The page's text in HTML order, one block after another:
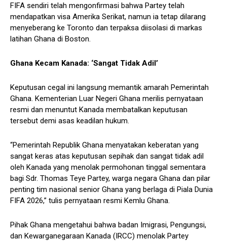
FIFA sendiri telah mengonfirmasi bahwa Partey telah
mendapatkan visa Amerika Serikat, namun ia tetap dilarang
menyeberang ke Toronto dan terpaksa diisolasi di markas
latihan Ghana di Boston.
Ghana Kecam Kanada: ‘Sangat Tidak Adil’
Keputusan cegal ini langsung memantik amarah Pemerintah
Ghana. Kementerian Luar Negeri Ghana merilis pernyataan
resmi dan menuntut Kanada membatalkan keputusan
tersebut demi asas keadilan hukum.
“Pemerintah Republik Ghana menyatakan keberatan yang
sangat keras atas keputusan sepihak dan sangat tidak adil
oleh Kanada yang menolak permohonan tinggal sementara
bagi Sdr. Thomas Teye Partey, warga negara Ghana dan pilar
penting tim nasional senior Ghana yang berlaga di Piala Dunia
FIFA 2026,” tulis pernyataan resmi Kemlu Ghana.
Pihak Ghana mengetahui bahwa badan Imigrasi, Pengungsi,
dan Kewarganegaraan Kanada (IRCC) menolak Partey